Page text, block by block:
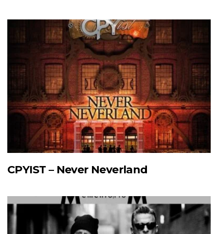
CPYIST – Never Neverland